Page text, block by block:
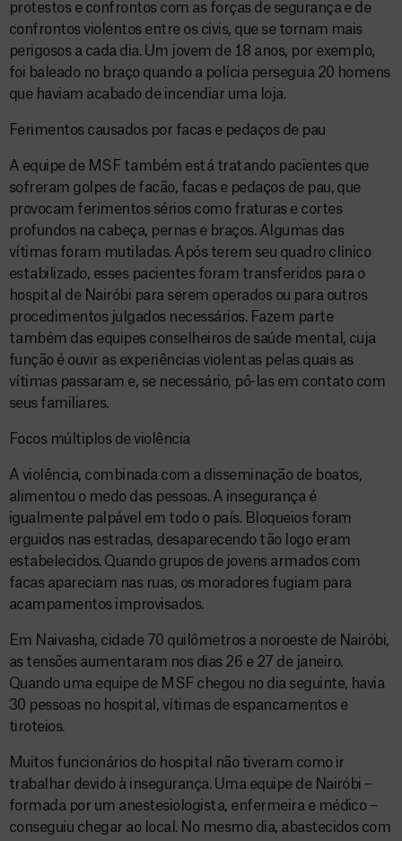
protestos e confrontos com as forças de segurança e de
confrontos violentos entre os civis, que se tornam mais
perigosos a cada dia. Um jovem de 18 anos, por exemplo,
foi baleado no braço quando a polícia perseguia 20 homens
que haviam acabado de incendiar uma loja.
Ferimentos causados por facas e pedaços de pau
A equipe de MSF também está tratando pacientes que
sofreram golpes de facão, facas e pedaços de pau, que
provocam ferimentos sérios como fraturas e cortes
profundos na cabeça, pernas e braços. Algumas das
vítimas foram mutiladas. Após terem seu quadro clínico
estabilizado, esses pacientes foram transferidos para o
hospital de Nairóbi para serem operados ou para outros
procedimentos julgados necessários. Fazem parte
também das equipes conselheiros de saúde mental, cuja
função é ouvir as experiências violentas pelas quais as
vítimas passaram e, se necessário, pô-las em contato com
seus familiares.
Focos múltiplos de violência
A violência, combinada com a disseminação de boatos,
alimentou o medo das pessoas. A insegurança é
igualmente palpável em todo o país. Bloqueios foram
erguidos nas estradas, desaparecendo tão logo eram
estabelecidos. Quando grupos de jovens armados com
facas apareciam nas ruas, os moradores fugiam para
acampamentos improvisados.
Em Naivasha, cidade 70 quilômetros a noroeste de Nairóbi,
as tensões aumentaram nos dias 26 e 27 de janeiro.
Quando uma equipe de MSF chegou no dia seguinte, havia
30 pessoas no hospital, vítimas de espancamentos e
tiroteios.
Muitos funcionários do hospital não tiveram como ir
trabalhar devido à insegurança. Uma equipe de Nairóbi –
formada por um anestesiologista, enfermeira e médico –
conseguiu chegar ao local. No mesmo dia, abastecidos com